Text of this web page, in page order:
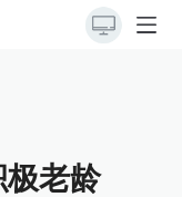
极老龄